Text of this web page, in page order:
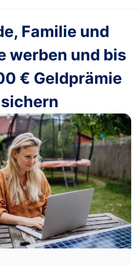
Familie und
werben und bis
€ Geldprämie
sichern